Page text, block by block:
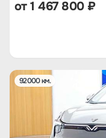
от1 467 800₽
92000 км.